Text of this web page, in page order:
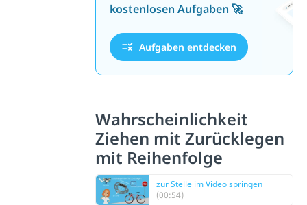
kostenlosen Aufgaben 🚀
Aufgaben entdecken
Wahrscheinlichkeit
Ziehen mit Zurücklegen
mit Reihenfolge
zur Stelle im Video springen
(00:54)